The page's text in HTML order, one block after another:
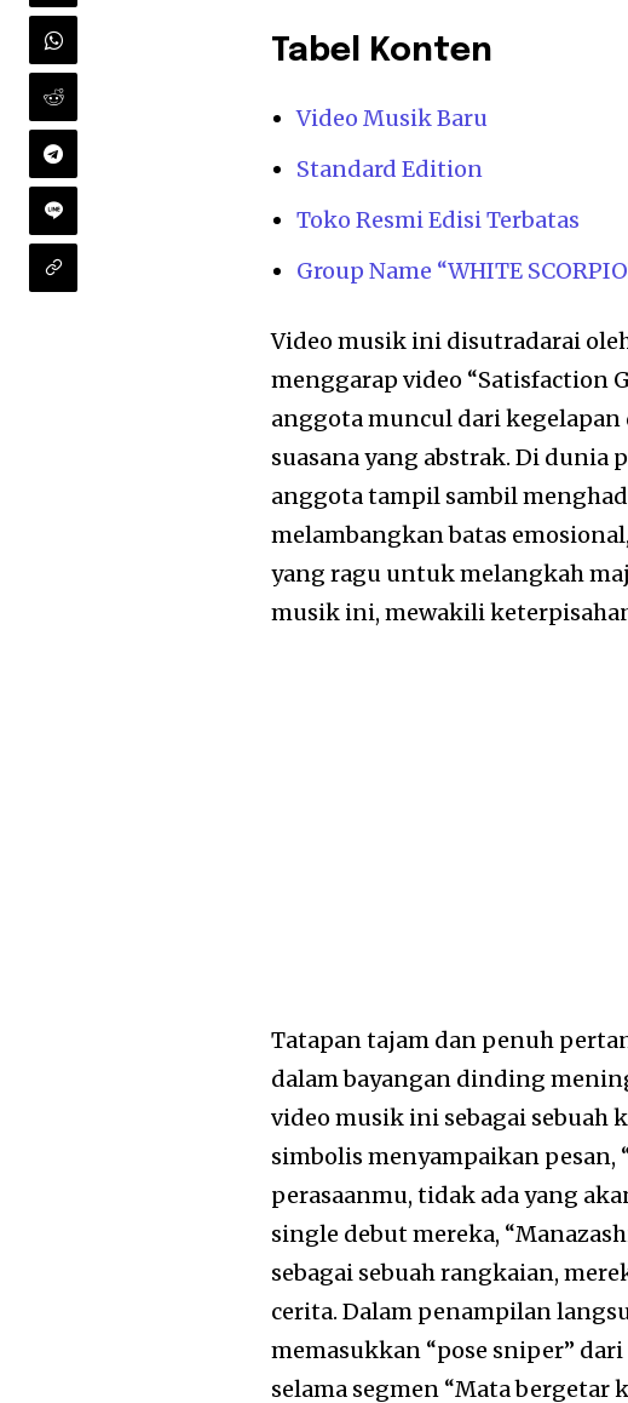
Tabel Konten
Video Musik Baru
Standard Edition
Toko Resmi Edisi Terbatas
Group Name “WHITE
Video musik ini disutradarai
menggarap video “Satisfaction
anggota muncul dari
suasana yang abstrak. Di
anggota tampil sambil
melambangkan batas
yang ragu untuk melangkah
musik ini, mewakili
Tatapan tajam dan penuh
dalam bayangan dinding
video musik ini sebagai sebuah
simbolis menyampaikan
perasaanmu, tidak ada yang
single debut mereka,
sebagai sebuah rangkaian,
cerita. Dalam penampilan
memasukkan “pose sniper”
selama segmen “Mata bergetar